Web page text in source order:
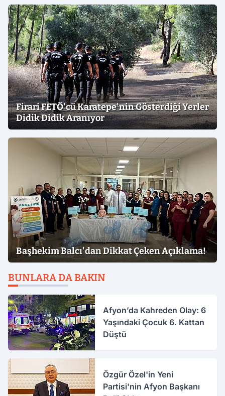
Firari FETÖ'cü Karatepe'nin Gösterdiği Yerler
Didik Didik Aranıyor
Başhekim Balcı'dan Dikkat Çeken Açıklama!
BUNLARA DA BAKIN
Afyon’da Kahreden Olay: 6
Yaşındaki Çocuk 6. Kattan
Düştü
Özgür Özel'in Yeni
Partisi'nin Afyon Başkanı